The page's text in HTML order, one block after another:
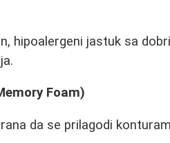
hipoalergeni jastuk sa
Foam)
da se prilagodi